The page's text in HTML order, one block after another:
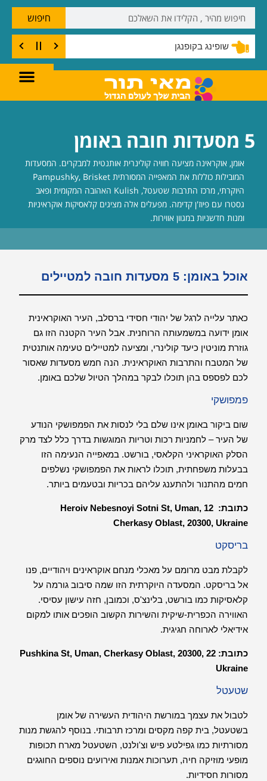
שופינג בקופנגן
חיפוש
5 מסעדות חובה באומן
אומן, אוקראינה מציעה חוויה קולינרית אותנטית למבקרים. המסעדות
המובילות כוללות את המאפייה המסורתית Pampushky, Brisket
היוקרתי, מרכז התרבות שטעטל, Kulish האהובה המקומית ופאב
גסטרו עם פיוז'ן קדימה. מפעלים אלה מציגים קלאסיקות אוקראיניות
ומנות חדשניות במגוון אווירות.
אוכל באומן: 5 מסעדות חובה למטיילים
כאתר עלייה לרגל של יהודי חסידי ברסלב, העיר האוקראינית
אומן ידועה במשמעותה הרוחנית. אבל העיר הקטנה הזו גם
גוזרת מוניטין כיעד קולינרי, ומציעה למטיילים טעימה אותנטית
של המטבח והתרבות האוקראינית. הנה חמש מסעדות שאסור
לכם לפספס בהן תוכלו לבקר במהלך הטיול שלכם באומן.
פמפושקי
שום ביקור באומן אינו שלם בלי לנסות את הפמפושקי הנודע
של העיר – לחמניות רכות וטריות המוגשות בדרך כלל לצד מרק
הסלק האוקראיני הקלאסי, בורשט. במאפייה הנעימה הזו
בבעלות משפחתית, תוכלו לראות את הפמפושקי נשלפים
חמים מהתנור ולהתענג עליהם בכריות ובטעמים ביותר.
כתובת:
12 Heroiv Nebesnoyi Sotni St, Uman,
Cherkasy Oblast, 20300, Ukraine
בריסקט
לקבלת מבט מרומם על מאכלי מנחם אוקראינים ויהודיים, פנו
אל בריסקט. המסעדה היוקרתית הזו שמה סיבוב גורמה על
קלאסיקות כמו בורשט, בלינצ'ס, וכמובן, חזה עישון עסיסי.
האווירה הכפרית-שיקית והשירות הקשוב הופכים אותו למקום
אידיאלי לארוחה חגיגית.
כתובת: 22
Pushkina St, Uman, Cherkasy Oblast, 20300,
Ukraine
שטעטל
לטבול את עצמך במורשת היהודית העשירה של אומן
בשטעטל, בית קפה מקסים ומרכז תרבותי. בנוסף להגשת מנות
מסורתיות כמו גפילטע פיש וצ'ולנט, השטעטל מארח תכופות
מופעי מוזיקה חיה, תערוכות אמנות ואירועים נוספים החוגגים
מסורות חסידיות.